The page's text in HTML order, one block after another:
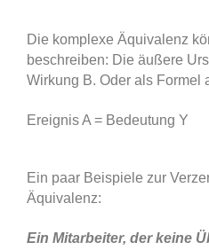
Die komplexe Äquivalenz
beschreiben: Die äußere
Wirkung B. Oder als Formel
Ereignis A = Bedeutung Y
Ein paar Beispiele zur
Äquivalenz:
Ein Mitarbeiter, der keine